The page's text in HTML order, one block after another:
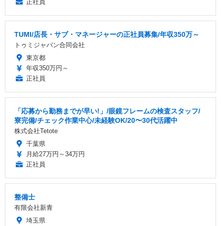
正社員
TUMI/店長・サブ・マネージャーの正社員募集/年収350万～
トゥミジャパン合同会社
東京都
年収350万円～
正社員
「応募から勤務までが早い!」/眼鏡フレームの検査スタッフ/
寮完備/チェック作業中心/未経験OK/20〜30代活躍中
株式会社Tetote
千葉県
月給27万円～34万円
正社員
整備士
有限会社新青
埼玉県